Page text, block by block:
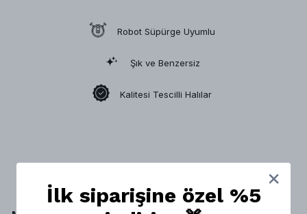
Robot Süpürge Uyumlu
Şık ve Benzersiz
Kalitesi Tescilli Halılar
İlk siparişine özel %5